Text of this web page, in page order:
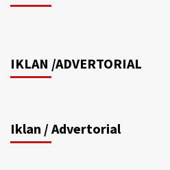
IKLAN /ADVERTORIAL
Iklan / Advertorial